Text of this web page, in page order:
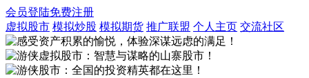
会员登陆免费注册
虚拟股市 模拟炒股 模拟期货 推广联盟 个人主页 交流社区